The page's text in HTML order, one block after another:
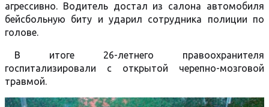
агрессивно. Водитель достал из салона автомобиля
бейсбольную биту и ударил сотрудника полиции по
голове.
В итоге 26-летнего правоохранителя
госпитализировали с открытой черепно-мозговой
травмой.